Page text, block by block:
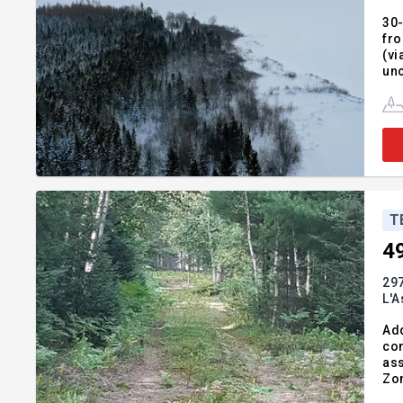
from
of